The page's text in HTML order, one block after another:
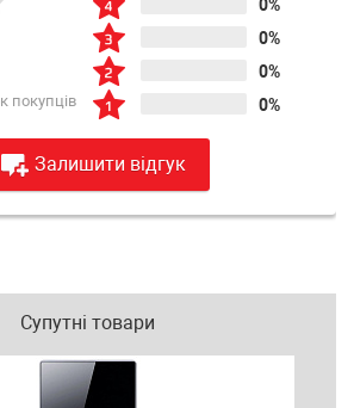
покупців
0%
0%
0%
0%
Залишити відгук
Супутні товари